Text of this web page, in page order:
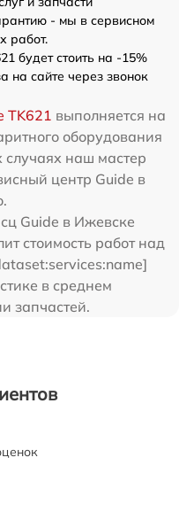
- мы в сервисном
работ.
будет стоить на -15%
на сайте через звонок
TK621 выполняется на
оборудования
случаях наш мастер
центр Guide в
Guide в Ижевске
стоимость работ над
в среднем
запчастей.